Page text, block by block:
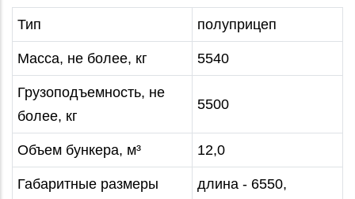
Тип полуприцеп
Масса, не более, кг 5540
Грузоподъемность, не
более, кг
5500
Объем бункера, м³ 12,0
Габаритные размеры
длина - 6550,